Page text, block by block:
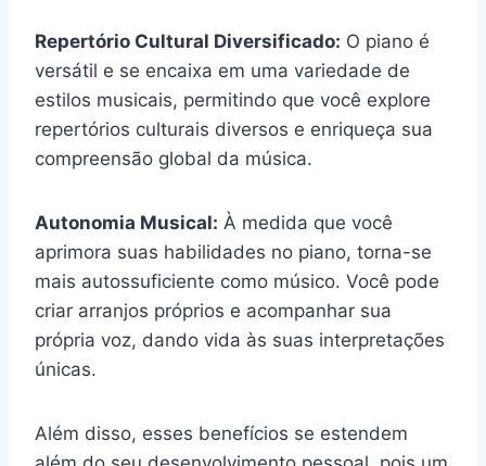
Repertório Cultural Diversificado: O piano é
versátil e se encaixa em uma variedade de
estilos musicais, permitindo que você explore
repertórios culturais diversos e enriqueça sua
compreensão global da música.
Autonomia Musical: À medida que você
aprimora suas habilidades no piano, torna-se
mais autossuficiente como músico. Você pode
criar arranjos próprios e acompanhar sua
própria voz, dando vida às suas interpretações
únicas.
Além disso, esses benefícios se estendem